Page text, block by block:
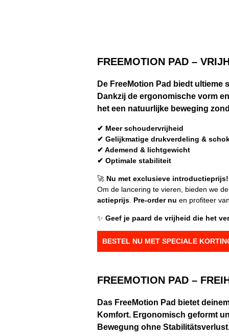
FREEMOTION PAD –
De FreeMotion Pad biedt ultieme
Dankzij de ergonomische vorm
het een natuurlijke beweging
✔ Meer schoudervrijheid
✔ Gelijkmatige drukverdeling &
✔ Ademend & lichtgewicht
✔ Optimale stabiliteit
🚀 Nu met exclusieve introductieprijs!
Om de lancering te vieren, bieden we
actieprijs Pre-order nu en profiteer
✨ Geef je paard de vrijheid die het
BESTEL NU MET SPECIALE
FREEMOTION PAD –
Das FreeMotion Pad bietet
Komfort. Ergonomisch geformt
Bewegung ohne